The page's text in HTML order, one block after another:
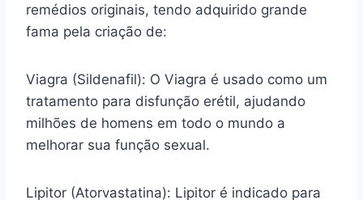
remédios originais, tendo adquirido grande
fama pela criação de:
Viagra (Sildenafil): O Viagra é usado como um
tratamento para disfunção erétil, ajudando
milhões de homens em todo o mundo a
melhorar sua função sexual.
Lipitor (Atorvastatina): Lipitor é indicado para